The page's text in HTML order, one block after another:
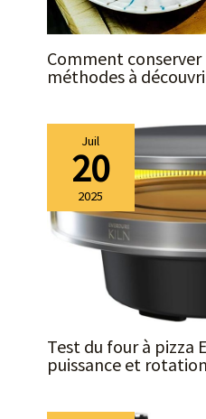
Comment conserver
méthodes à
Juil
20
2025
Test du four à pizza
puissance et